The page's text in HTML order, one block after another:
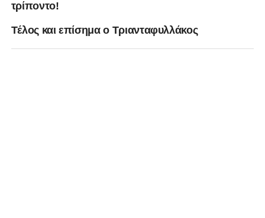
τρίποντο!
Tέλος και επίσημα ο Τριανταφυλλάκος